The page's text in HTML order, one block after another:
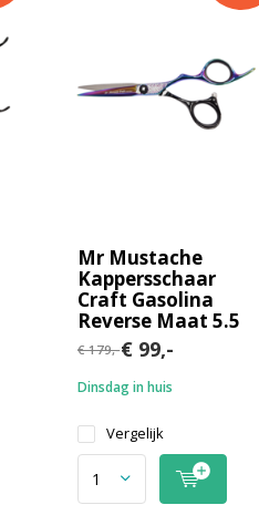
Mr Mustache
Kappersschaar
Craft Gasolina
Reverse Maat 5.5
€ 179,-€ 99,-
Dinsdag in huis
Vergelijk